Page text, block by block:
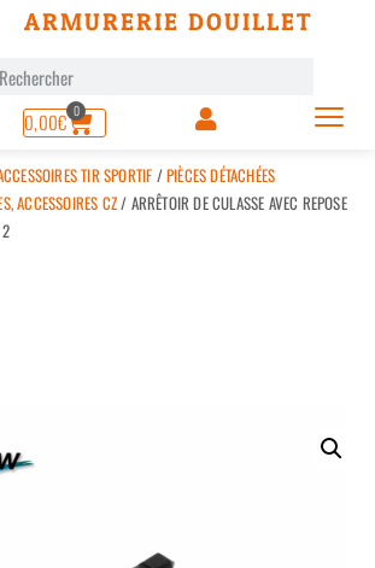
ARMURERIE DOUILLET
0,00€ 0
TIR SPORTIF/PIÈCES DÉTACHÉES
ACCESSOIRES CZ/ ARRÊTOIR DE CULASSE AVEC REPOSE